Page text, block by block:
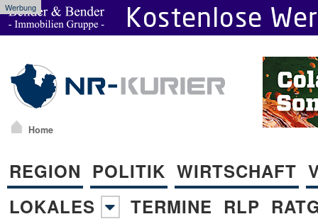
Werbung
Home
REGION POLITIK WIRTSCHAFT
LOKALES
TERMINE RLP